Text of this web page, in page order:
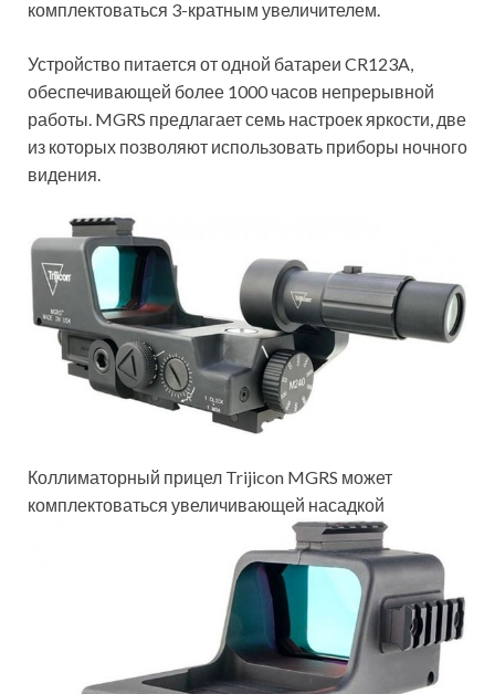
комплектоваться 3-кратным увеличителем.
Устройство питается от одной батареи CR123A,
обеспечивающей более 1000 часов непрерывной
работы. MGRS предлагает семь настроек яркости, две
из которых позволяют использовать приборы ночного
видения.
Коллиматорный прицел Trijicon MGRS может
комплектоваться увеличивающей насадкой